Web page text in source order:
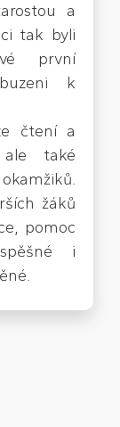
a
tak byli
první
k
čtení a
ale také
žáků
pomoc
i